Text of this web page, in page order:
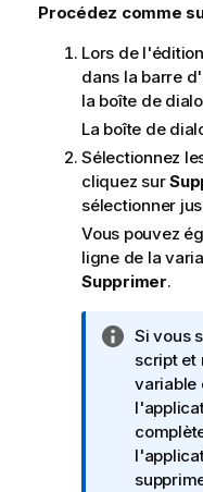
Procédez comme
Lors de
dans la barre
la boîte de
La boîte de
Sélectionnez
cliquez sur
sélectionner
Vous pouvez
ligne de la
Supprimer.
N
o
t
e
I
n
f
Si vous
script et
variable